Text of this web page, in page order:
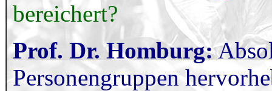
bereichert?
Prof. Dr. Homburg:
Personengruppen